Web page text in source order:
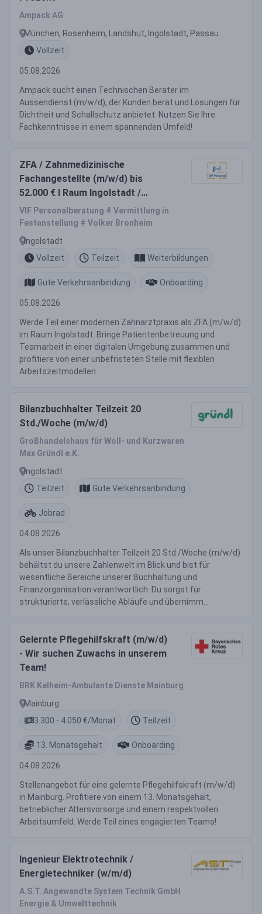
Ampack AG
München, Rosenheim, Landshut, Ingolstadt, Passau
Vollzeit
05.08.2026
Ampack sucht einen Technischen Berater im
Aussendienst (m/w/d), der Kunden berät und Lösungen für
Dichtheit und Schallschutz anbietet. Nutzen Sie Ihre
Fachkenntnisse in einem spannenden Umfeld!
ZFA / Zahnmedizinische
Fachangestellte (m/w/d) bis
52.000 € I Raum Ingolstadt /
Eichstätt
VIF Personalberatung # Vermittlung in
Festanstellung # Volker Bronheim
Ingolstadt
Vollzeit
Teilzeit Weiterbildungen
Gute Verkehrsanbindung Onboarding
05.08.2026
Werde Teil einer modernen Zahnarztpraxis als ZFA (m/w/d)
im Raum Ingolstadt. Bringe Patientenbetreuung und
Teamarbeit in einer digitalen Umgebung zusammen und
profitiere von einer unbefristeten Stelle mit flexiblen
Arbeitszeitmodellen.
Bilanzbuchhalter Teilzeit 20
Std./Woche (m/w/d)
Großhandelshaus für Woll- und Kurzwaren
Max Gründl e.K.
Ingolstadt
Teilzeit
Gute Verkehrsanbindung
Jobrad
04.08.2026
Als unser Bilanzbuchhalter Teilzeit 20 Std./Woche (m/w/d)
behältst du unsere Zahlenwelt im Blick und bist für
wesentliche Bereiche unserer Buchhaltung und
Finanzorganisation verantwortlich. Du sorgst für
strukturierte, verlässliche Abläufe und übernimm...
Gelernte Pflegehilfskraft (m/w/d)
- Wir suchen Zuwachs in unserem
Team!
BRK Kelheim-Ambulante Dienste Mainburg
Mainburg
3.300 - 4.050 €/Monat
Teilzeit
13. Monatsgehalt Onboarding
04.08.2026
Stellenangebot für eine gelernte Pflegehilfskraft (m/w/d)
in Mainburg. Profitiere von einem 13. Monatsgehalt,
betrieblicher Altersvorsorge und einem respektvollen
Arbeitsumfeld. Werde Teil eines engagierten Teams!
Ingenieur Elektrotechnik /
Energietechniker (w/m/d)
A.S.T. Angewandte System Technik GmbH
Energie & Umwelttechnik